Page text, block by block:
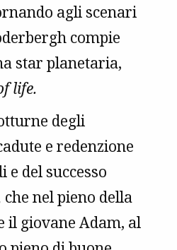
agli scenari
compie
star planetaria,
life.
degli
e redenzione
del successo
che nel pieno della
il giovane Adam, al